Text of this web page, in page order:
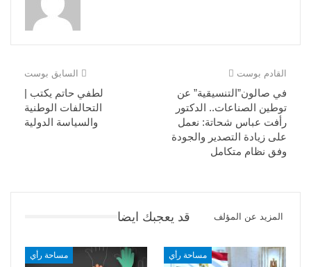
السابق بوست
لطفي حاتم يكتب |
التحالفات الوطنية
والسياسة الدولية
القادم بوست
في صالون”التنسيقية” عن
توطين الصناعات.. الدكتور
رأفت عباس شحاتة: نعمل
على زيادة التصدير والجودة
وفق نظام متكامل
قد يعجبك ايضا المزيد عن المؤلف
مساحة رأي مساحة رأي